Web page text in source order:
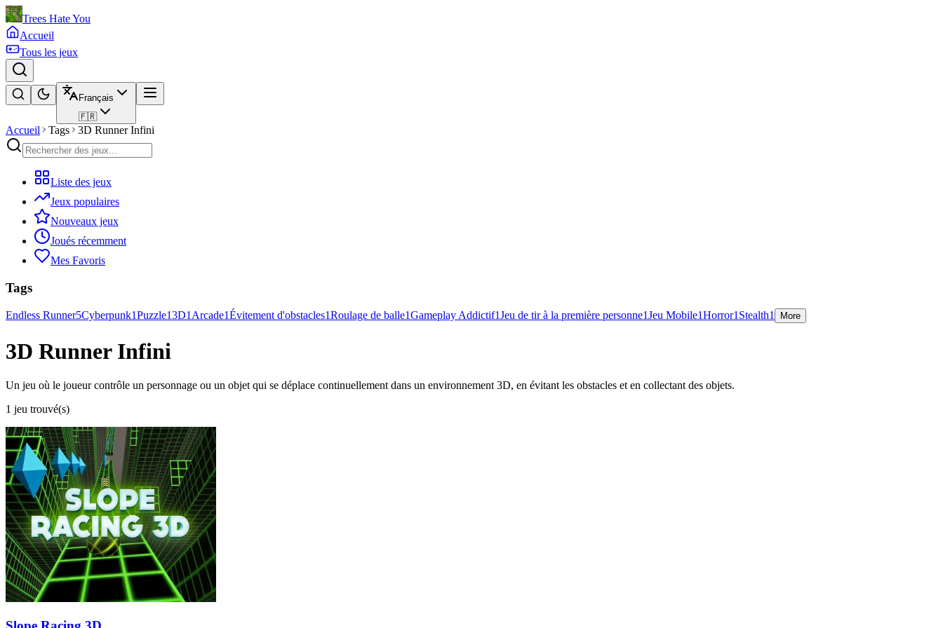
Trees Hate You
Accueil
Tous les jeux
Français
🇫🇷
Accueil Tags 3D Runner Infini
Liste des jeux
Jeux populaires
Nouveaux jeux
Joués récemment
Mes Favoris
Tags
Endless Runner5Cyberpunk1Puzzle13D1Arcade1Évitement d'obstacles1Roulage de balle1Gameplay Addictif1Jeu de tir à la première personne1Jeu Mobile1Horror1Stealth1 More
3D Runner Infini
Un jeu où le joueur contrôle un personnage ou un objet qui se déplace continuellement dans un environnement 3D, en évitant les obstacles et en collectant des objets.
1 jeu trouvé(s)